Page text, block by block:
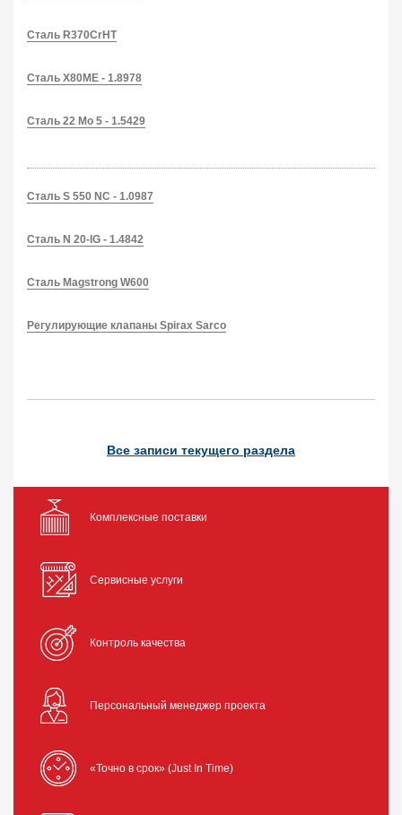
Сталь R370CrHT
Сталь X80ME - 1.8978
Сталь 22 Mo 5 - 1.5429
Сталь S 550 NC - 1.0987
Сталь N 20-IG - 1.4842
Сталь Magstrong W600
Регулирующие клапаны Spirax Sarco
Все записи текущего раздела
Комплексные поставки
Сервисные услуги
Контроль качества
Персональный менеджер проекта
«Точно в срок» (Just In Time)